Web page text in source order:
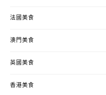
法國美食
澳門美食
英國美食
香港美食